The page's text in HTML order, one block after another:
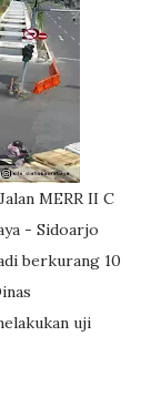
MERR II C
- Sidoarjo
berkurang 10
uji